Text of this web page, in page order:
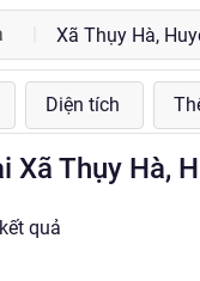
Diện tích
Xã Thụy Hà,
kết quả